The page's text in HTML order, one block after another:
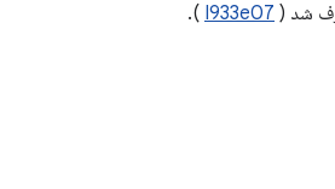
شد ( I933e07
).